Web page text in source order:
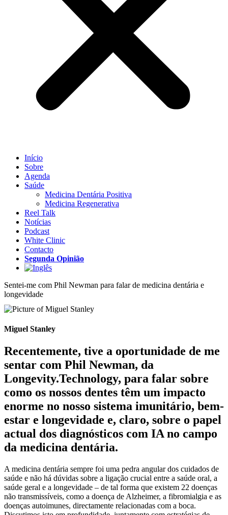
Início
Sobre
Agenda
Saúde
Medicina Dentária Positiva
Medicina Regenerativa
Reel Talk
Notícias
Podcast
White Clinic
Contacto
Segunda Opinião
Sentei-me com Phil Newman para falar de medicina dentária e
longevidade
Miguel Stanley
Recentemente, tive a oportunidade de me
sentar com Phil Newman, da
Longevity.Technology, para falar sobre
como os nossos dentes têm um impacto
enorme no nosso sistema imunitário, bem-
estar e longevidade e, claro, sobre o papel
actual dos diagnósticos com IA no campo
da medicina dentária.
A medicina dentária sempre foi uma pedra angular dos cuidados de
saúde e não há dúvidas sobre a ligação crucial entre a saúde oral, a
saúde geral e a longevidade – de tal forma que existem 22 doenças
não transmissíveis, como a doença de Alzheimer, a fibromialgia e as
doenças autoimunes, directamente relacionadas com a boca.